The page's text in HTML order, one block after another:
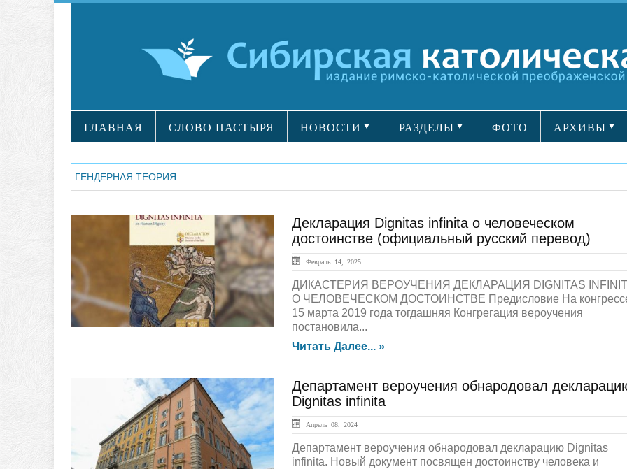
ГЛАВНАЯ СЛОВО ПАСТЫРЯ НОВОСТИ РАЗДЕЛЫ ФОТО АРХИВЫ
ГЕНДЕРНАЯ ТЕОРИЯ
Декларация Dignitas infinita о человеческом
достоинстве (официальный русский перевод)
Февраль 14, 2025
ДИКАСТЕРИЯ ВЕРОУЧЕНИЯ ДЕКЛАРАЦИЯ DIGNITAS
О ЧЕЛОВЕЧЕСКОМ ДОСТОИНСТВЕ Предисловие На
15 марта 2019 года тогдашняя Конгрегация вероучения
постановила...
Читать Далее... »
Документы
Департамент вероучения обнародовал
Dignitas infinita
Апрель 08, 2024
Департамент вероучения обнародовал декларацию Dignitas
infinita. Новый документ посвящен достоинству человека и